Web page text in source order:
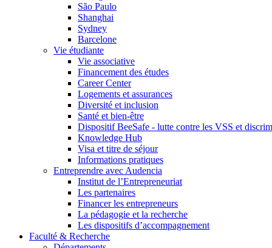
São Paulo
Shanghai
Sydney
Barcelone
Vie étudiante
Vie associative
Financement des études
Career Center
Logements et assurances
Diversité et inclusion
Santé et bien-être
Dispositif BeeSafe - lutte contre les VSS et
Knowledge Hub
Visa et titre de séjour
Informations pratiques
Entreprendre avec Audencia
Institut de l’Entrepreneuriat
Les partenaires
Financer les entrepreneurs
La pédagogie et la recherche
Les dispositifs d’accompagnement
Faculté & Recherche